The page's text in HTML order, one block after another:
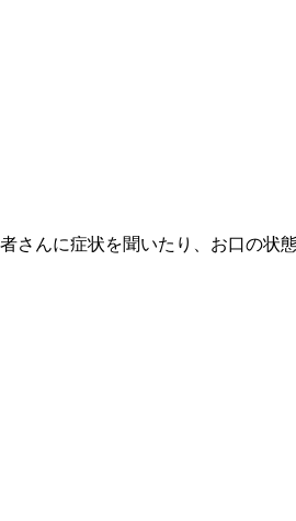
さんに症状を聞いたり、お口の